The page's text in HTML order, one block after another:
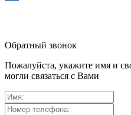
Обратный звонок
Пожалуйста, укажите имя и
могли связаться с Вами